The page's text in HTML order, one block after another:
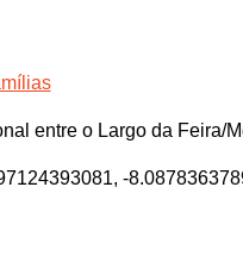
entre o Largo da Feira/
-